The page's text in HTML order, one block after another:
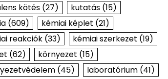
kötés(27) kutatás(15)
(609) kémiai képlet (21)
reakciók(33) kémiai szerkezet (19)
(62) környezet (15)
(45) laboratórium(41)